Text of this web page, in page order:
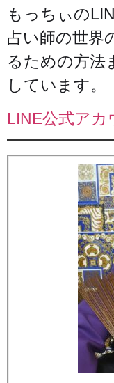
もっちぃの
占い師の世界
るための方法
しています。
LINE公式アカ